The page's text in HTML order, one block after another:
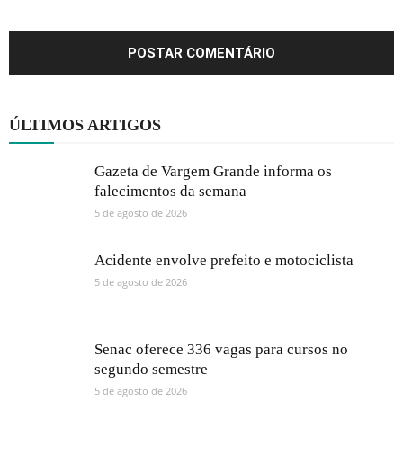
ÚLTIMOS ARTIGOS
Gazeta de Vargem Grande informa os
falecimentos da semana
5 de agosto de 2026
Acidente envolve prefeito e motociclista
5 de agosto de 2026
Senac oferece 336 vagas para cursos no
segundo semestre
5 de agosto de 2026